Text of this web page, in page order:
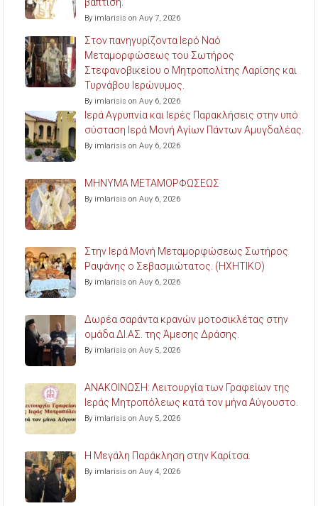
By imlarisis on Αυγ 7, 2026
Στον πανηγυρίζοντα Ιερό Ναό
Μεταμορφώσεως του Σωτήρος
Στεφανοβικείου ο Μητροπολίτης Λαρίσης και
Τυρνάβου Ιερώνυμος.
By imlarisis on Αυγ 6, 2026
Ιερά Αγρυπνία και Ιερές Παρακλήσεις στην υπό
σύσταση Ιερά Μονή Αγίων Πάντων Αμυγδαλέας.
By imlarisis on Αυγ 6, 2026
ΜΗΝΥΜΑ ΜΕΤΑΜΟΡΦΩΣΕΩΣ
By imlarisis on Αυγ 6, 2026
Στην Ιερά Μονή Μεταμορφώσεως Σωτήρος
Ραψάνης ο Σεβασμιώτατος. (ΗΧΗΤΙΚΟ)
By imlarisis on Αυγ 6, 2026
Δωρέα σαράντα κρανών μοτοσικλέτας στην
ομάδα ΔΙ.ΑΣ. της Άμεσης Δράσης.
By imlarisis on Αυγ 5, 2026
ΑΝΑΚΟΙΝΩΣΗ: Λειτουργία των Γραφείων της
Ιεράς Μητροπόλεως κατά τον μήνα Αύγουστο.
By imlarisis on Αυγ 5, 2026
Η Μεγάλη Παράκληση στην Καρίτσα.
By imlarisis on Αυγ 4, 2026